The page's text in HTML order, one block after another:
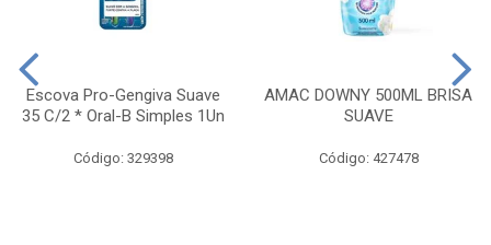
Escova Pro-Gengiva Suave
35 C/2 * Oral-B Simples 1Un
Código: 329398
AMAC DOWNY 500ML BRISA
SUAVE
Código: 427478